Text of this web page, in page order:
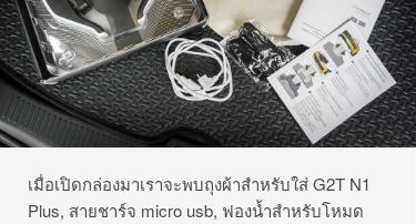
เมื่อเปิดกล่องมาเราจะพบถุงผ้าสำหรับใส่ G2T N1
Plus, สายชาร์จ micro usb, ฟองน้ำสำหรับโหมด